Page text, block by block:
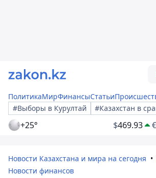
ПолитикаМирФинансыСтатьи
#Выборы в Курултай
#Казахстан в
+25° $469.93 €
Новости Казахстана и мира на сегодня
Новости финансов